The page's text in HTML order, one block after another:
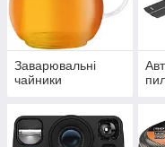
Заварювальні
чайники